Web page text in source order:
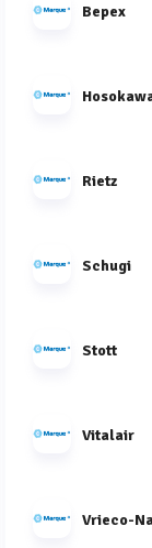
Bepex
Rietz
Schugi
Stott
Vitalair
Vrieco-